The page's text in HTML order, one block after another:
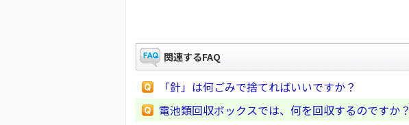
関連するFAQ
「針」は何ごみで捨てればいいですか？
電池類回収ボックスでは、何を回収するのですか？